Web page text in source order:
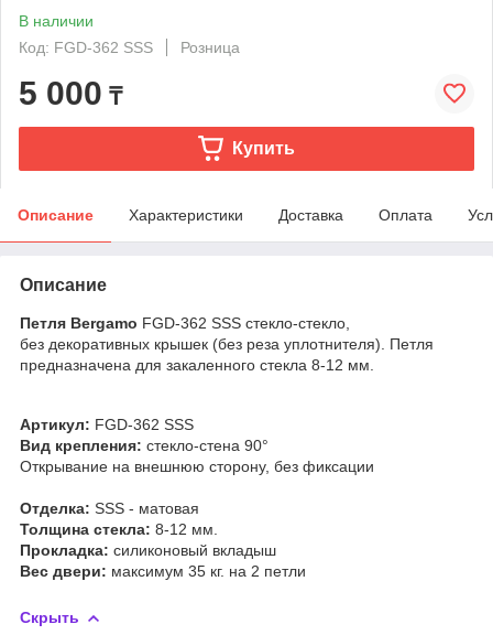
В наличии
Код: FGD-362 SSS
Розница
5 000 ₸
Купить
Описание Характеристики Доставка Оплата
Описание
Петля Bergamo FGD-362 SSS стекло-стекло,
без декоративных крышек (без реза уплотнителя).
Петля
предназначена для закаленного стекла 8-12 мм.
Артикул: FGD-362 SSS
Вид крепления: стекло-стена 90°
Открывание на внешнюю сторону, без фиксации
Отделка: SSS - матовая
Толщина стекла: 8-12 мм.
Прокладка: силиконовый вкладыш
Вес двери: максимум 35 кг. на 2 петли
Скрыть